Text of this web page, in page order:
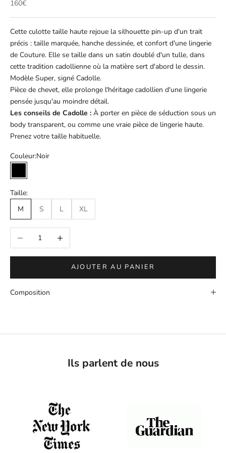
Prix de vente
160€
Cette culotte taille haute rejoue la silhouette pin-up d'un trait
précis : taille marquée, hanche dessinée, et confort d'une lingerie
de Couture. Elle se taille dans un satin doublé d'un tulle, dans
cette tradition cadollienne où la matière sert d'abord le dessin.
Modèle Super, signé Cadolle.
Pièce de chevet, elle prolonge l'héritage cadollien d'une lingerie
pensée jusqu'au moindre détail.
Les conseils de Cadolle : À porter en pièce de séduction sous un
body transparent, ou comme une vraie pièce de lingerie haute.
Prenez votre taille habituelle.
Couleur:Noir
Noir
Taille:
M
S L XL
Diminuer la quantitéAugmenter la quantité
AJOUTER AU PANIER
Composition
Ils parlent de nous